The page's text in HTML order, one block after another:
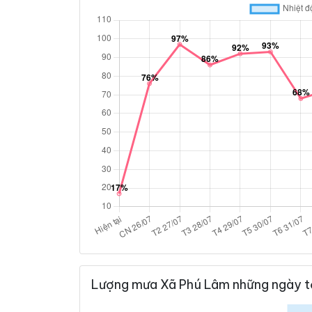
Lượng mưa Xã Phú Lâm những ngày